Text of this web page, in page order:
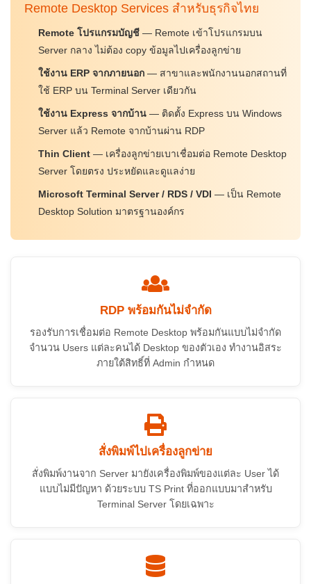
Remote Desktop Services สำหรับธุรกิจไทย
Remote โปรแกรมบัญชี — Remote เข้าโปรแกรมบน
Server กลาง ไม่ต้อง copy ข้อมูลไปเครื่องลูกข่าย
ใช้งาน ERP จากภายนอก — สาขาและพนักงานนอกสถานที่
ใช้ ERP บน Terminal Server เดียวกัน
ใช้งาน Express จากบ้าน — ติดตั้ง Express บน Windows
Server แล้ว Remote จากบ้านผ่าน RDP
Thin Client — เครื่องลูกข่ายเบาเชื่อมต่อ Remote Desktop
Server โดยตรง ประหยัดและดูแลง่าย
Microsoft Terminal Server / RDS / VDI — เป็น Remote
Desktop Solution มาตรฐานองค์กร
RDP พร้อมกันไม่จำกัด
รองรับการเชื่อมต่อ Remote Desktop พร้อมกันแบบไม่จำกัด
จำนวน Users แต่ละคนได้ Desktop ของตัวเอง ทำงานอิสระ
ภายใต้สิทธิ์ที่ Admin กำหนด
สั่งพิมพ์ไปเครื่องลูกข่าย
สั่งพิมพ์งานจาก Server มายังเครื่องพิมพ์ของแต่ละ User ได้
แบบไม่มีปัญหา ด้วยระบบ TS Print ที่ออกแบบมาสำหรับ
Terminal Server โดยเฉพาะ